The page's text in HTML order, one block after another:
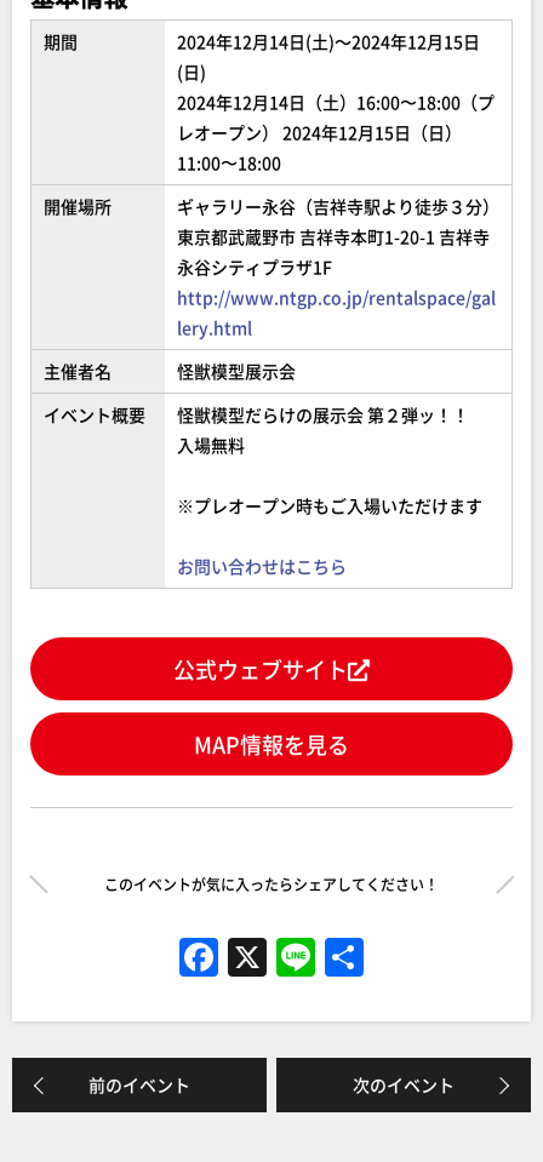
期間
2024年12月14日(土)～2024年12月15日
(日)
2024年12月14日（土）16:00〜18:00（プ
レオープン） 2024年12月15日（日）
11:00〜18:00
開催場所
ギャラリー永谷（吉祥寺駅より徒歩３分）
東京都武蔵野市 吉祥寺本町1-20-1 吉祥寺
永谷シティプラザ1F
http://www.ntgp.co.jp/rentalspace/gal
lery.html
主催者名
怪獣模型展示会
イベント概要
怪獣模型だらけの展示会 第２弾ッ！！
入場無料
※プレオープン時もご入場いただけます
お問い合わせはこちら
公式ウェブサイト
MAP情報を見る
このイベントが気に入ったらシェアしてください！
F
a
c
e
b
X Li
n
e
前のイベント 次のイベント